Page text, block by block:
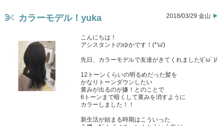
カラーモデル！yuka 2018/03/29 金山
こんにちは！
アシスタントのゆかです！(*'ω')
先日、カラーモデルで友達がきてくれました\(´ω` )/
12トーンくらいの明るめだった髪を
かなりトーンダウンしたい
黄みが出るのが嫌！とのことで
6トーンまで暗くして黄みを消すように
カラーしました！！
新生活が始まる時期はこういった